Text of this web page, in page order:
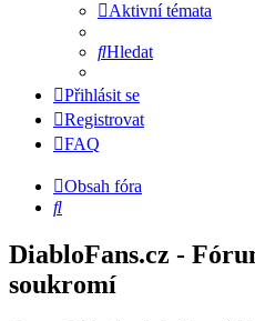
Aktivní témata
Hledat
Přihlásit se
Registrovat
FAQ
Obsah fóra
Hledat
DiabloFans.cz -
soukromí